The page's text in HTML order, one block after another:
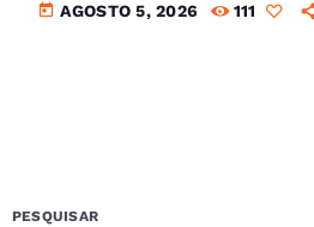
today AGOSTO 5, 2026 111
PESQUISAR